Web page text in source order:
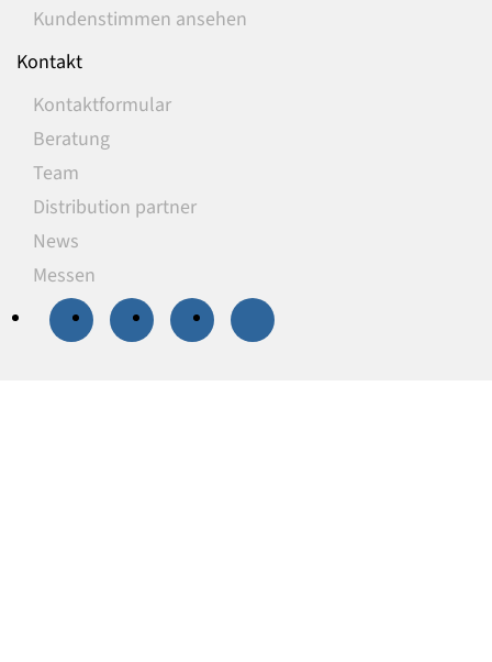
Kundenstimmen ansehen
Kontakt
Kontaktformular
Beratung
Team
Distribution partner
News
Messen